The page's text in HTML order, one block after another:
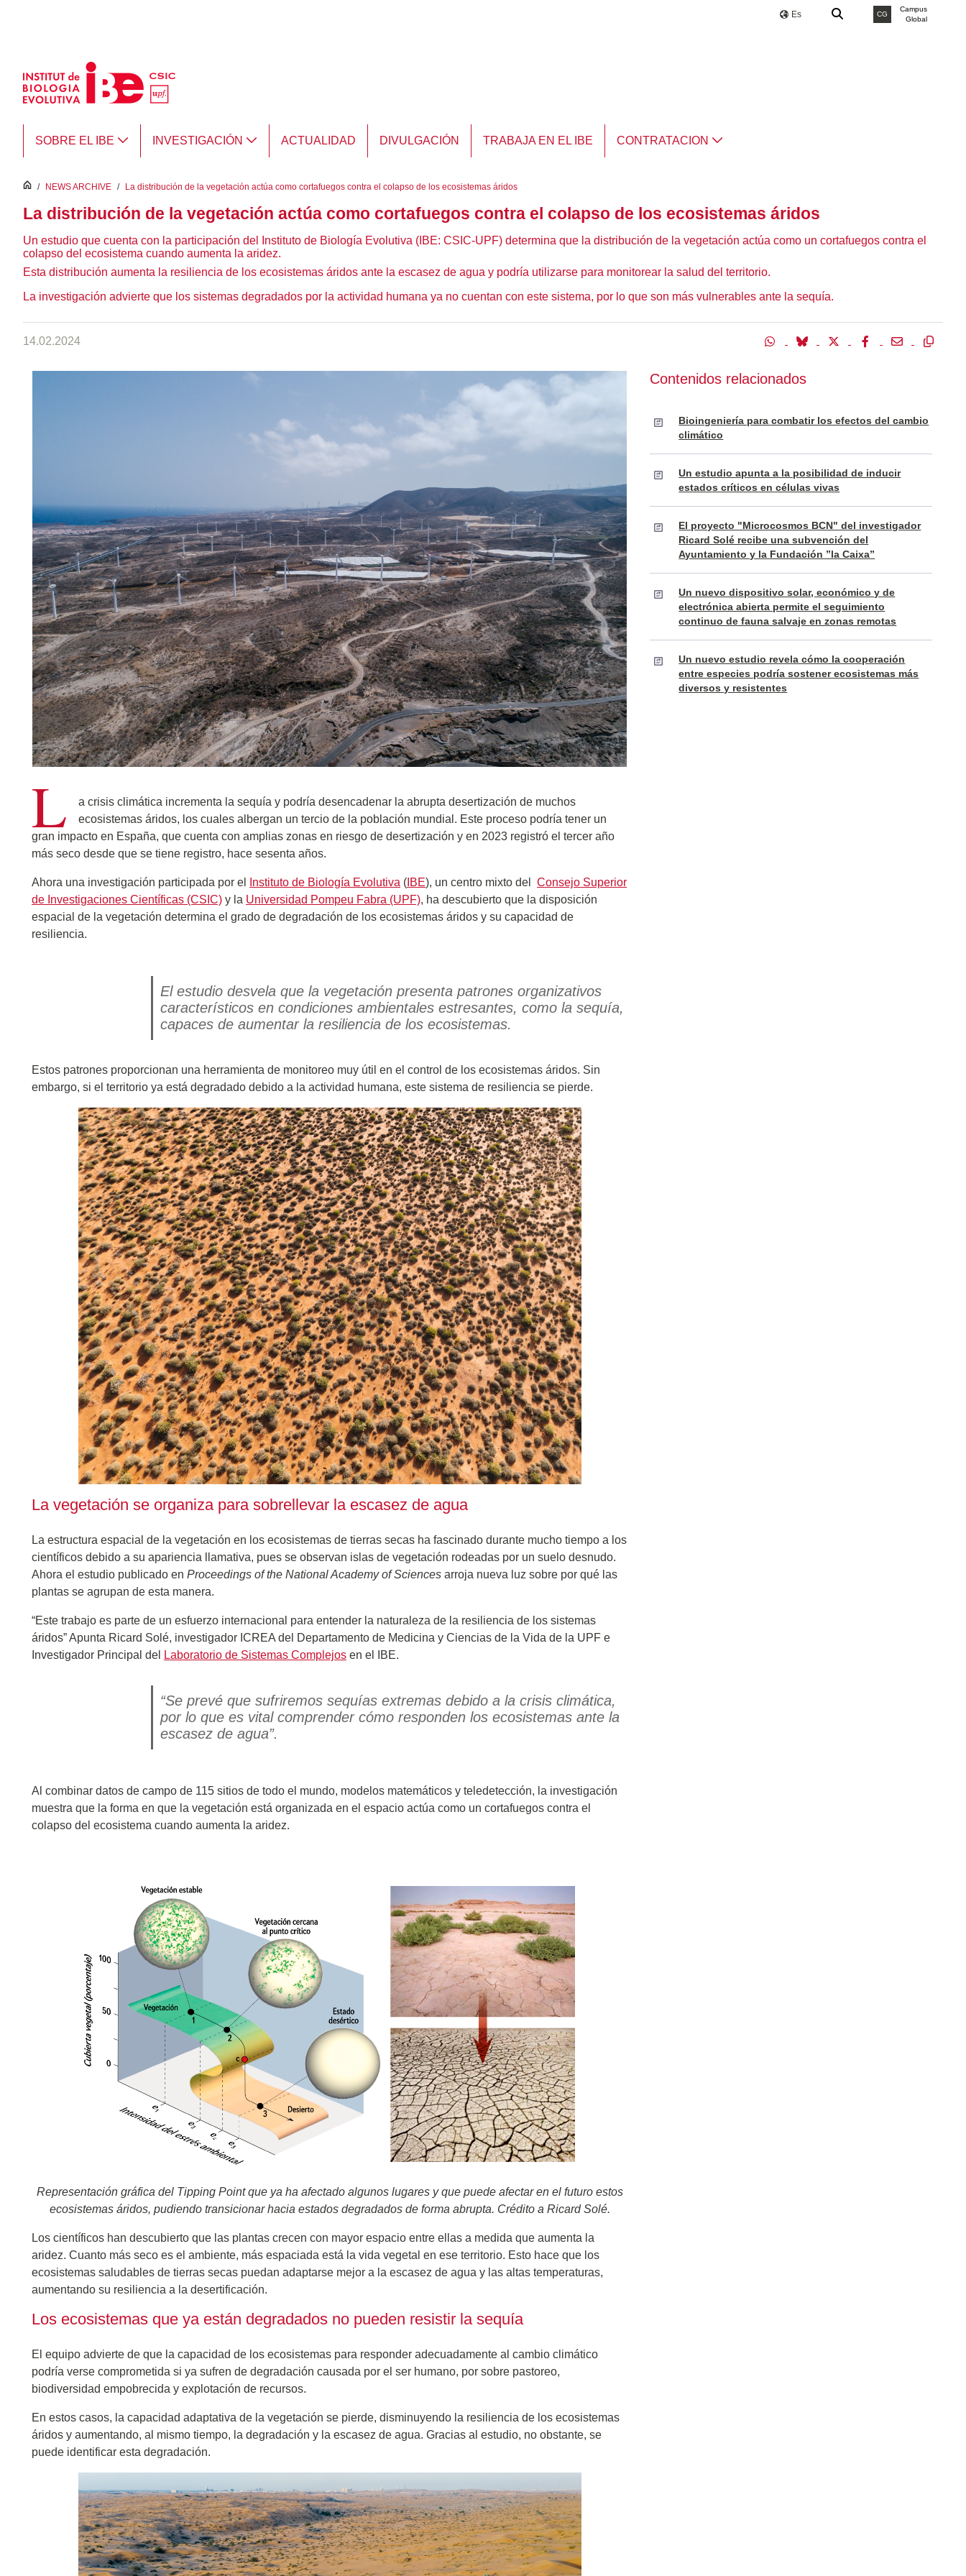
Es CG
Campus
Global
SOBRE EL IBE INVESTIGACIÓN ACTUALIDAD DIVULGACIÓN TRABAJA EN EL IBE CONTRATACION
inici
/ NEWS ARCHIVE / La distribución de la vegetación actúa como cortafuegos contra el colapso de los ecosistemas áridos
La distribución de la vegetación actúa como cortafuegos contra el colapso de los ecosistemas áridos
Un estudio que cuenta con la participación del Instituto de Biología Evolutiva (IBE: CSIC-UPF) determina que la distribución de la vegetación actúa como un cortafuegos contra el
colapso del ecosistema cuando aumenta la aridez.
Esta distribución aumenta la resiliencia de los ecosistemas áridos ante la escasez de agua y podría utilizarse para monitorear la salud del territorio.
La investigación advierte que los sistemas degradados por la actividad humana ya no cuentan con este sistema, por lo que son más vulnerables ante la sequía.
14.02.2024
L
a crisis climática incrementa la sequía y podría desencadenar la abrupta desertización de muchos
ecosistemas áridos, los cuales albergan un tercio de la población mundial. Este proceso podría tener un
gran impacto en España, que cuenta con amplias zonas en riesgo de desertización y en 2023 registró el tercer año
más seco desde que se tiene registro, hace sesenta años.
Ahora una investigación participada por el Instituto de Biología Evolutiva ( IBE), un centro mixto del Consejo Superior
de Investigaciones Científicas (CSIC) y la Universidad Pompeu Fabra (UPF), ha descubierto que la disposición
espacial de la vegetación determina el grado de degradación de los ecosistemas áridos y su capacidad de
resiliencia.
El estudio desvela que la vegetación presenta patrones organizativos
característicos en condiciones ambientales estresantes, como la sequía,
capaces de aumentar la resiliencia de los ecosistemas.
Estos patrones proporcionan una herramienta de monitoreo muy útil en el control de los ecosistemas áridos. Sin
embargo, si el territorio ya está degradado debido a la actividad humana, este sistema de resiliencia se pierde.
La vegetación se organiza para sobrellevar la escasez de agua
La estructura espacial de la vegetación en los ecosistemas de tierras secas ha fascinado durante mucho tiempo a los
científicos debido a su apariencia llamativa, pues se observan islas de vegetación rodeadas por un suelo desnudo.
Ahora el estudio publicado en Proceedings of the National Academy of Sciences arroja nueva luz sobre por qué las
plantas se agrupan de esta manera.
“Este trabajo es parte de un esfuerzo internacional para entender la naturaleza de la resiliencia de los sistemas
áridos” Apunta Ricard Solé, investigador ICREA del Departamento de Medicina y Ciencias de la Vida de la UPF e
Investigador Principal del
Laboratorio de Sistemas Complejos en el IBE.
“Se prevé que sufriremos sequías extremas debido a la crisis climática,
por lo que es vital comprender cómo responden los ecosistemas ante la
escasez de agua”.
Al combinar datos de campo de 115 sitios de todo el mundo, modelos matemáticos y teledetección, la investigación
muestra que la forma en que la vegetación está organizada en el espacio actúa como un cortafuegos contra el
colapso del ecosistema cuando aumenta la aridez.
Representación gráfica del Tipping Point que ya ha afectado algunos lugares y que puede afectar en el futuro estos
ecosistemas áridos, pudiendo transicionar hacia estados degradados de forma abrupta. Crédito a Ricard Solé.
Los científicos han descubierto que las plantas crecen con mayor espacio entre ellas a medida que aumenta la
aridez. Cuanto más seco es el ambiente, más espaciada está la vida vegetal en ese territorio. Esto hace que los
ecosistemas saludables de tierras secas puedan adaptarse mejor a la escasez de agua y las altas temperaturas,
aumentando su resiliencia a la desertificación.
Los ecosistemas que ya están degradados no pueden resistir la sequía
El equipo advierte de que la capacidad de los ecosistemas para responder adecuadamente al cambio climático
podría verse comprometida si ya sufren de degradación causada por el ser humano, por sobre pastoreo,
biodiversidad empobrecida y explotación de recursos.
En estos casos, la capacidad adaptativa de la vegetación se pierde, disminuyendo la resiliencia de los ecosistemas
áridos y aumentando, al mismo tiempo, la degradación y la escasez de agua. Gracias al estudio, no obstante, se
puede identificar esta degradación.
Contenidos relacionados
Bioingeniería para combatir los efectos del cambio
climático
Un estudio apunta a la posibilidad de inducir
estados críticos en células vivas
El proyecto "Microcosmos BCN" del investigador
Ricard Solé recibe una subvención del
Ayuntamiento y la Fundación ”la Caixa”
Un nuevo dispositivo solar, económico y de
electrónica abierta permite el seguimiento
continuo de fauna salvaje en zonas remotas
Un nuevo estudio revela cómo la cooperación
entre especies podría sostener ecosistemas más
diversos y resistentes